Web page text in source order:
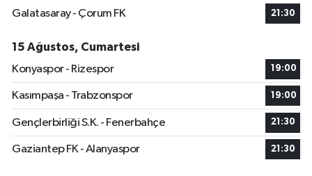
Galatasaray - Çorum FK
21:30
15 Ağustos, Cumartesi
Konyaspor - Rizespor
19:00
Kasımpaşa - Trabzonspor 19:00
Gençlerbirliği S.K. - Fenerbahçe 21:30
Gaziantep FK - Alanyaspor 21:30